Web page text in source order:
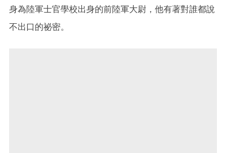
身為陸軍士官學校出身的前陸軍大尉，他有著對誰都說
不出口的祕密。